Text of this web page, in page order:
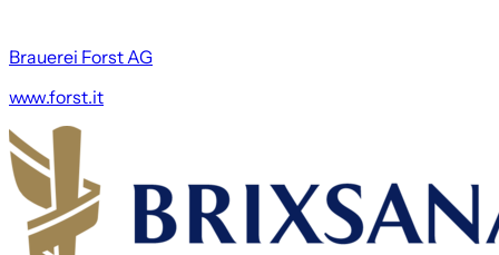
Brauerei Forst AG
www.forst.it